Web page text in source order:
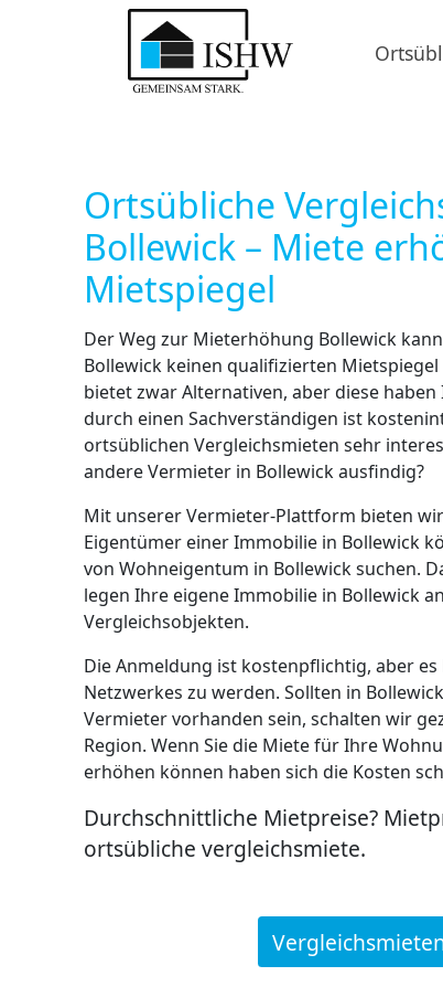
Ortsübliche
Bollewick – Miete
Mietspiegel
Der Weg zur Mieterhöhung Bollewick
Bollewick keinen qualifizierten
bietet zwar Alternativen, aber diese haben
durch einen Sachverständigen ist
ortsüblichen Vergleichsmieten sehr
andere Vermieter in Bollewick ausfindig?
Mit unserer Vermieter-Plattform bieten
Eigentümer einer Immobilie in Bollewick
von Wohneigentum in Bollewick suchen.
legen Ihre eigene Immobilie in Bollewick
Vergleichsobjekten.
Die Anmeldung ist kostenpflichtig, aber es
Netzwerkes zu werden. Sollten in
Vermieter vorhanden sein, schalten wir
Region. Wenn Sie die Miete für Ihre
erhöhen können haben sich die Kosten
Durchschnittliche Mietpreise?
ortsübliche vergleichsmiete.